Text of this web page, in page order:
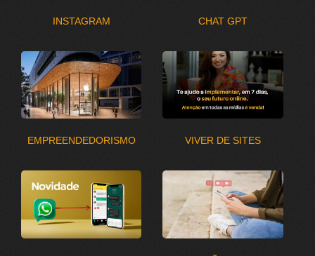
INSTAGRAM CHAT GPT
EMPREENDEDORISMO VIVER DE SITES